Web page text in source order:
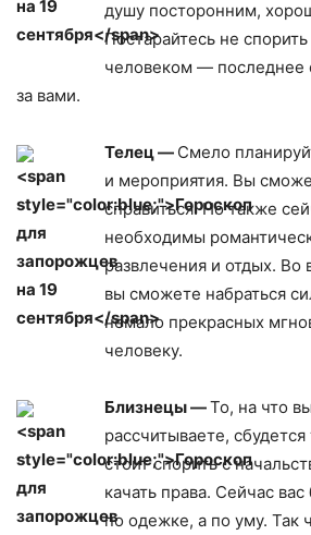
душу посторонним,
Постарайтесь не
человеком — последнее
за вами.
Телец — Смело
и мероприятия. Вы
справиться. Но также
необходимы
развлечения и отдых.
вы сможете набраться
немало прекрасных
человеку.
Близнецы —То, на что
рассчитываете,
стоит спорить с
качать права. Сейчас вас
по одежке, а по уму. Так